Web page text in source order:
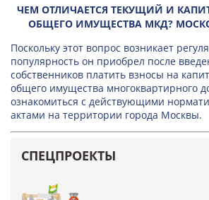
ЧЕМ ОТЛИЧАЕТСЯ ТЕКУЩИЙ И
ОБЩЕГО ИМУЩЕСТВА МКД?
Поскольку этот вопрос возникает
популярность он приобрел после
собственников платить взносы на
общего имущества многоквартирного
ознакомиться с действующими
актами на территории города Москвы.
СПЕЦПРОЕКТЫ